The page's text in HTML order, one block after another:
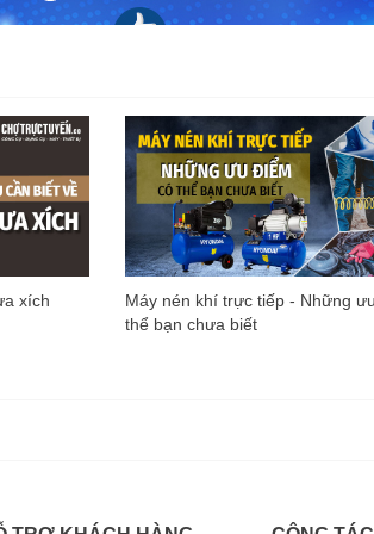
xích
Máy nén khí trực tiếp - Những
thể bạn chưa biết